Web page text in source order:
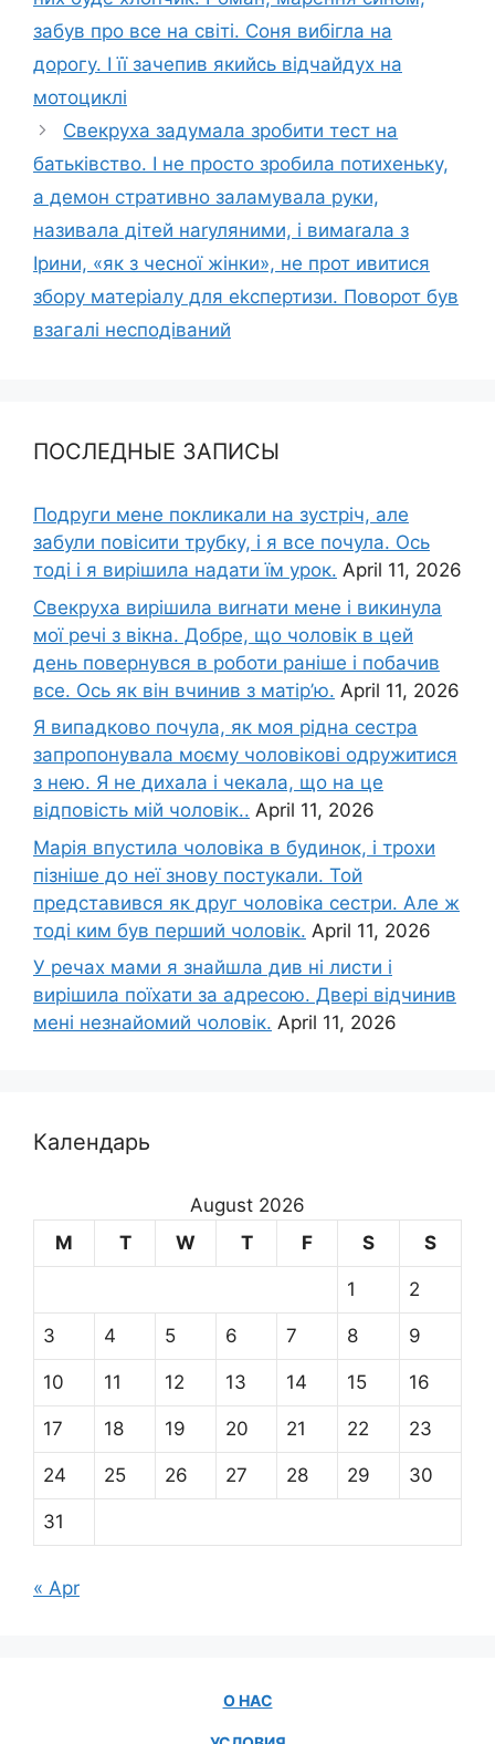
забув про все на світі. Соня вибігла на
дорогу. І її зачепив якийсь відчайдух на
мотоциклі
Свекруха задумала зробити тест на
батьківство. І не просто зробила потихеньку,
а демон стративно заламувала руки,
називала дітей наrуляними, і вимаrала з
Ірини, «як з чесної жінки», не прот ивитися
збору матеріалу для еkспертизи. Поворот був
взагалі несподіваний
ПОСЛЕДНЫЕ ЗАПИСЫ
Подруги мене покликали на зустріч, але
забули повісити трубку, і я все почула. Ось
тоді і я вирішила надати їм урок. April 11, 2026
Свекруха вирішила виrнати мене і викинула
мої речі з вікна. Добре, що чоловік в цей
день повернувся в роботи раніше і побачив
все. Ось як він вчинив з матір’ю. April 11, 2026
Я випадково почула, як моя рідна сестра
запропонувала моєму чоловікові одружитися
з нею. Я не дихала і чекала, що на це
відповість мій чоловік.. April 11, 2026
Марія впустила чоловіка в будинок, і трохи
пізніше до неї знову постукали. Той
представився як друг чоловіка сестри. Але ж
тоді ким був перший чоловік. April 11, 2026
У речах мами я знайшла див ні листи і
вирішила поїхати за адресою. Двері відчинив
мені незнайомий чоловік. April 11, 2026
Календарь
August 2026
M
T W T F S S
1 2
3 4 5 6 7 8 9
10 11 12 13 14 15 16
17 18 19 20 21 22 23
24 25 26 27 28 29 30
31
« Apr
О НАС